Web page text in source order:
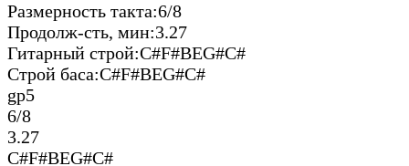
Размерность такта:6/8
Продолж-сть, мин:3.27
Гитарный строй:C#F#BEG#C#
Строй баса:C#F#BEG#C#
gp5
6/8
3.27
C#F#BEG#C#